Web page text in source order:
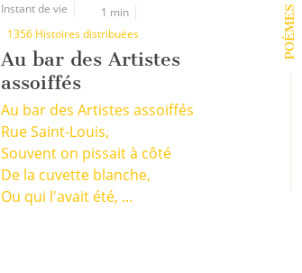
Instant de vie
1 min
1356 Histoires distribuées
Au bar des Artistes
assoiffés
Au bar des Artistes assoiffés
Rue Saint-Louis,
Souvent on pissait à côté
De la cuvette blanche,
Ou qui l'avait été, ...
POÈMES